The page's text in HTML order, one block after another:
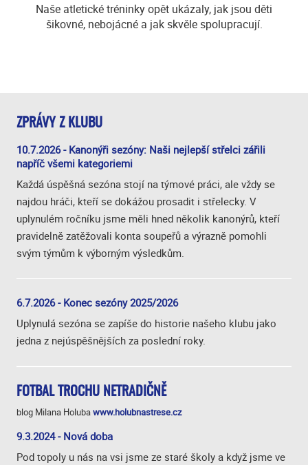
Naše atletické tréninky opět ukázaly, jak jsou děti
šikovné, nebojácné a jak skvěle spolupracují.
ZPRÁVY Z KLUBU
10.7.2026 - Kanonýři sezóny: Naši nejlepší střelci zářili
napříč všemi kategoriemi
Každá úspěšná sezóna stojí na týmové práci, ale vždy se
najdou hráči, kteří se dokážou prosadit i střelecky. V
uplynulém ročníku jsme měli hned několik kanonýrů, kteří
pravidelně zatěžovali konta soupeřů a výrazně pomohli
svým týmům k výborným výsledkům.
6.7.2026 - Konec sezóny 2025/2026
Uplynulá sezóna se zapíše do historie našeho klubu jako
jedna z nejúspěšnějších za poslední roky.
FOTBAL TROCHU NETRADIČNĚ
blog Milana Holubawww.holubnastrese.cz
9.3.2024 - Nová doba
Pod topoly u nás na vsi jsme ze staré školy a když jsme ve